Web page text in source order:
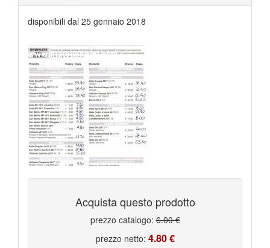
disponibili dal 25 gennaio 2018
Acquista questo prodotto
prezzo catalogo:6.00 €
prezzo netto: 4.80 €